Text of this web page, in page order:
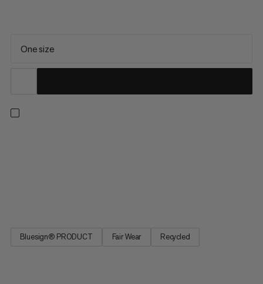
One size
Bluesign® PRODUCT Fair Wear Recycled